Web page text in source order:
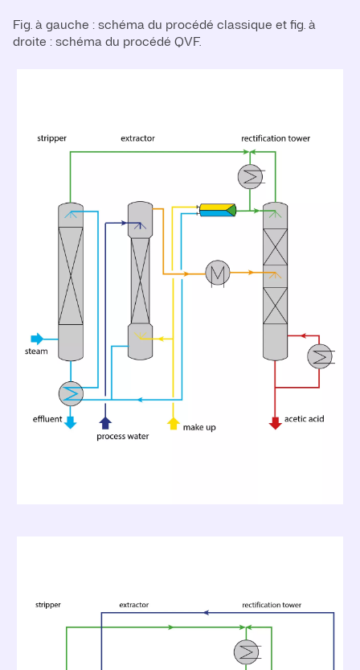
Fig. à gauche : schéma du procédé classique et fig. à
droite : schéma du procédé QVF.